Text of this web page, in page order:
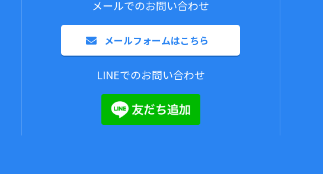
メールでのお問い合わせ
メールフォームはこちら
LINEでのお問い合わせ